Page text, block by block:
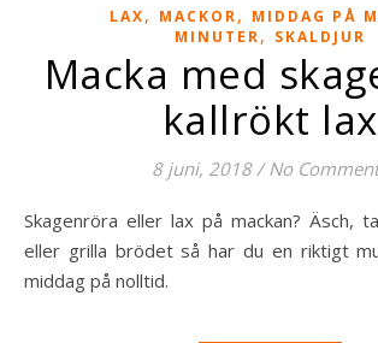
LAX, MACKOR, MIDDAG PÅ
MINUTER, SKALDJUR
Macka med
kallrökt lax
8 juni, 2018 / No
Skagenröra eller lax på mackan? Äsch, ta både och! Stek
eller grilla brödet så har du en riktigt
middag på nolltid.